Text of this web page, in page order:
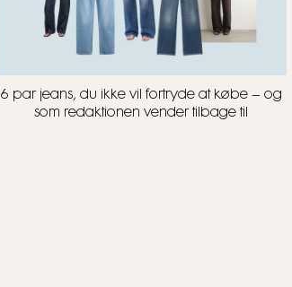
6 par jeans, du ikke vil fortryde at købe – og
som redaktionen vender tilbage til